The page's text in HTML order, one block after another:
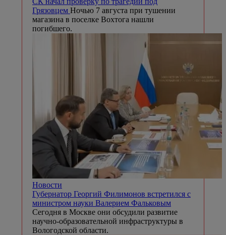
Грязовцем Ночью 7 августа при тушении
магазина в поселке Вохтога нашли
погибшего.
Новости
Губернатор Георгий Филимонов встретился с
министром науки Валерием Фальковым
Сегодня в Москве они обсудили развитие
научно-образовательной инфраструктуры в
Вологодской области.